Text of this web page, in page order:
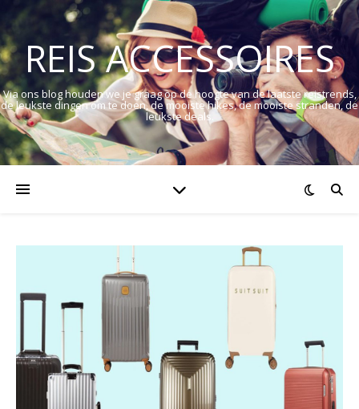
REIS ACCESSOIRES
Via ons blog houden we je graag op de hoogte van de laatste reistrends,
de leukste dingen om te doen, de mooiste hikes, de mooiste stranden, de
leukste deals.